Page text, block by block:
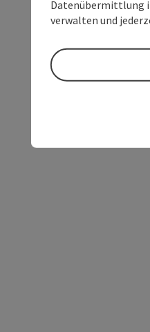
Datenübermittlung
verwalten und